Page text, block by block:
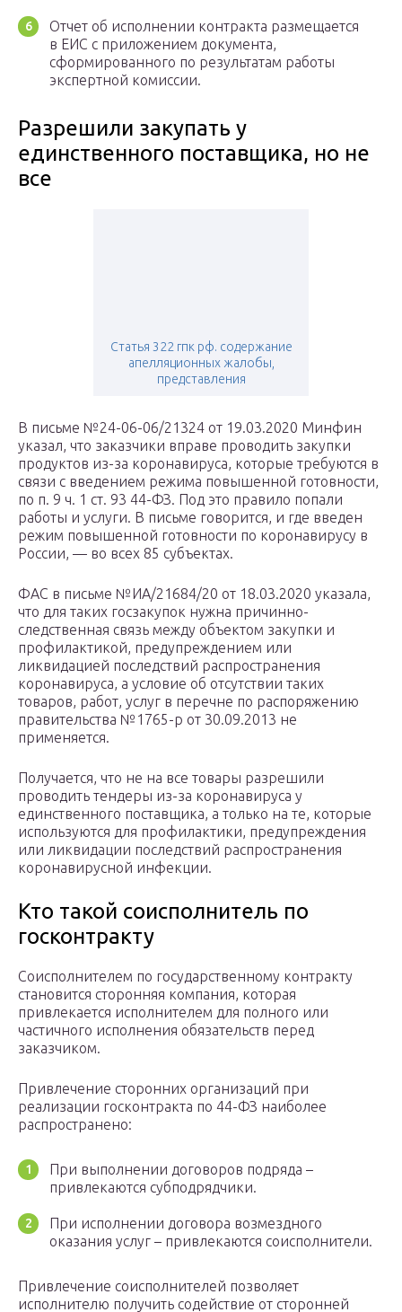
Отчет об исполнении контракта размещается
в ЕИС с приложением документа,
сформированного по результатам работы
экспертной комиссии.
Разрешили закупать у
единственного поставщика, но не
все
Статья 322 гпк рф. содержание
апелляционных жалобы,
представления
В письме №24-06-06/21324 от 19.03.2020 Минфин
указал, что заказчики вправе проводить закупки
продуктов из-за коронавируса, которые требуются в
связи с введением режима повышенной готовности,
по п. 9 ч. 1 ст. 93 44-ФЗ. Под это правило попали
работы и услуги. В письме говорится, и где введен
режим повышенной готовности по коронавирусу в
России, — во всех 85 субъектах.
ФАС в письме №ИА/21684/20 от 18.03.2020 указала,
что для таких госзакупок нужна причинно-
следственная связь между объектом закупки и
профилактикой, предупреждением или
ликвидацией последствий распространения
коронавируса, а условие об отсутствии таких
товаров, работ, услуг в перечне по распоряжению
правительства №1765-р от 30.09.2013 не
применяется.
Получается, что не на все товары разрешили
проводить тендеры из-за коронавируса у
единственного поставщика, а только на те, которые
используются для профилактики, предупреждения
или ликвидации последствий распространения
коронавирусной инфекции.
Кто такой соисполнитель по
госконтракту
Соисполнителем по государственному контракту
становится сторонняя компания, которая
привлекается исполнителем для полного или
частичного исполнения обязательств перед
заказчиком.
Привлечение сторонних организаций при
реализации госконтракта по 44-ФЗ наиболее
распространено:
При выполнении договоров подряда –
привлекаются субподрядчики.
При исполнении договора возмездного
оказания услуг – привлекаются соисполнители.
Привлечение соисполнителей позволяет
исполнителю получить содействие от сторонней